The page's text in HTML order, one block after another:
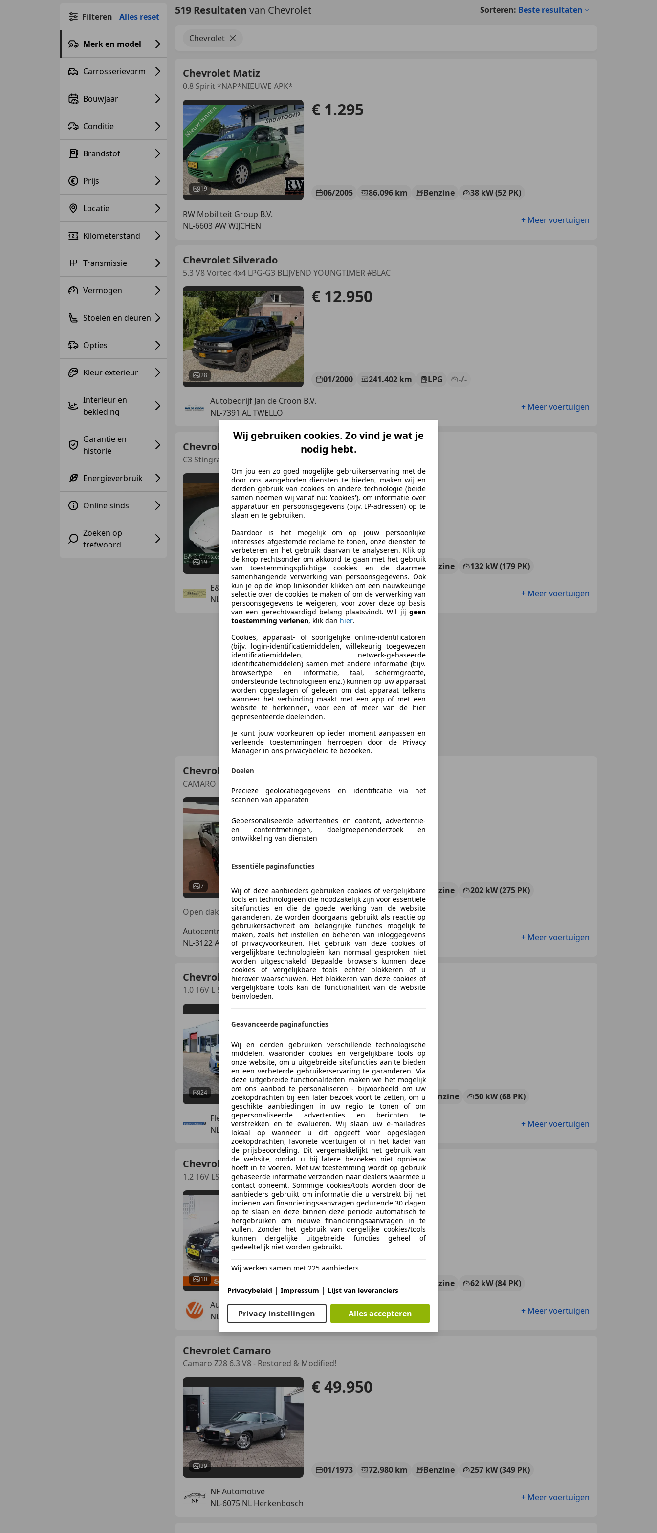
Filteren Alles reset
Merk en model
Carrosserievorm
Bouwjaar
Conditie
Brandstof
Prijs
Locatie
Kilometerstand
Transmissie
Vermogen
Stoelen en deuren
Opties
Kleur exterieur
Interieur en
bekleding
Garantie en
historie
Energieverbruik
Online sinds
Zoeken op
trefwoord
519 Resultaten van Chevrolet Sorteren: Beste resultaten
Chevrolet
Chevrolet Matiz
0.8 Spirit *NAP*NIEUWE APK*
19
€ 1.295
06/2005 86.096 km Benzine
38 kW (52 PK)
RW Mobiliteit Group B.V.
NL-6603 AW WIJCHEN
+ Meer voertuigen
Chevrolet Silverado
5.3 V8 Vortec 4x4 LPG-G3 BLIJVEND YOUNGTIMER #BLAC
28
€ 12.950
01/2000 241.402 km LPG
-/-
Autobedrijf Jan de Croon B.V.
NL-7391 AL TWELLO
+ Meer voertuigen
Chevrolet Corvette
C3 Stingray Cabriolet | 1977
19
€ 34.950
01/1977 53.410 km Benzine
132 kW (179 PK)
E&R Classics
NL-5145 NA WAALWIJK
+ Meer voertuigen
Chevrolet Camaro
CAMARO CABRIOLET REDLINE 2.0
7 06/2018 53.000 km Benzine
202 kW (275 PK)
Open dak
Autocentrum Charloisse Poort B.V.
NL-3122 AE SCHIEDAM
+ Meer voertuigen
Chevrolet Spark
1.0 16V L 5-drs *Leuke beginnersauto!*
24 08/2010 130.342 km Benzine
50 kW (68 PK)
Flevo Mobiel
NL-8251 GM DRONTEN
+ Meer voertuigen
Chevrolet Aveo
1.2 16V LS+ (APK:Nieuw) Incl.Garantie
10
€ 3.445
Benzine
62 kW (84 PK)
Autohandel Voorst
NL-8042 PG ZWOLLE
+ Meer voertuigen
Chevrolet Camaro
Camaro Z28 6.3 V8 - Restored & Modified!
39
€ 49.950
01/1973 72.980 km Benzine
257 kW (349 PK)
NF Automotive
NL-6075 NL Herkenbosch
+ Meer voertuigen
Wij gebruiken cookies. Zo vind je wat je
nodig hebt.
Om jou een zo goed mogelijke gebruikerservaring met de
door ons aangeboden diensten te bieden, maken wij en
derden gebruik van cookies en andere technologie (beide
samen noemen wij vanaf nu: 'cookies'), om informatie over
apparatuur en persoonsgegevens (bijv. IP-adressen) op te
slaan en te gebruiken.
Daardoor is het mogelijk om op jouw persoonlijke
interesses afgestemde reclame te tonen, onze diensten te
verbeteren en het gebruik daarvan te analyseren. Klik op
de knop rechtsonder om akkoord te gaan met het gebruik
van toestemmingsplichtige cookies en de daarmee
samenhangende verwerking van persoonsgegevens. Ook
kun je op de knop linksonder klikken om een nauwkeurige
selectie over de cookies te maken of om de verwerking van
persoonsgegevens te weigeren, voor zover deze op basis
van een gerechtvaardigd belang plaatsvindt. Wil jij geen
toestemming verlenen, klik dan hier.
Cookies, apparaat- of soortgelijke online-identificatoren
(bijv. login-identificatiemiddelen, willekeurig toegewezen
identificatiemiddelen, netwerk-gebaseerde
identificatiemiddelen) samen met andere informatie (bijv.
browsertype en informatie, taal, schermgrootte,
ondersteunde technologieën enz.) kunnen op uw apparaat
worden opgeslagen of gelezen om dat apparaat telkens
wanneer het verbinding maakt met een app of met een
website te herkennen, voor een of meer van de hier
gepresenteerde doeleinden.
Je kunt jouw voorkeuren op ieder moment aanpassen en
verleende toestemmingen herroepen door de Privacy
Manager in ons privacybeleid te bezoeken.
Doelen
Precieze geolocatiegegevens en identificatie via het
scannen van apparaten
Gepersonaliseerde advertenties en content, advertentie-
en contentmetingen, doelgroepenonderzoek en
ontwikkeling van diensten
Essentiële paginafuncties
Wij of deze aanbieders gebruiken cookies of vergelijkbare
tools en technologieën die noodzakelijk zijn voor essentiële
sitefuncties en die de goede werking van de website
garanderen. Ze worden doorgaans gebruikt als reactie op
gebruikersactiviteit om belangrijke functies mogelijk te
maken, zoals het instellen en beheren van inloggegevens
of privacyvoorkeuren. Het gebruik van deze cookies of
vergelijkbare technologieën kan normaal gesproken niet
worden uitgeschakeld. Bepaalde browsers kunnen deze
cookies of vergelijkbare tools echter blokkeren of u
hierover waarschuwen. Het blokkeren van deze cookies of
vergelijkbare tools kan de functionaliteit van de website
beïnvloeden.
Geavanceerde paginafuncties
Wij en derden gebruiken verschillende technologische
middelen, waaronder cookies en vergelijkbare tools op
onze website, om u uitgebreide sitefuncties aan te bieden
en een verbeterde gebruikerservaring te garanderen. Via
deze uitgebreide functionaliteiten maken we het mogelijk
om ons aanbod te personaliseren - bijvoorbeeld om uw
zoekopdrachten bij een later bezoek voort te zetten, om u
geschikte aanbiedingen in uw regio te tonen of om
gepersonaliseerde advertenties en berichten te
verstrekken en te evalueren. Wij slaan uw e-mailadres
lokaal op wanneer u dit opgeeft voor opgeslagen
zoekopdrachten, favoriete voertuigen of in het kader van
de prijsbeoordeling. Dit vergemakkelijkt het gebruik van
de website, omdat u bij latere bezoeken niet opnieuw
hoeft in te voeren. Met uw toestemming wordt op gebruik
gebaseerde informatie verzonden naar dealers waarmee u
contact opneemt. Sommige cookies/tools worden door de
aanbieders gebruikt om informatie die u verstrekt bij het
indienen van financieringsaanvragen gedurende 30 dagen
op te slaan en deze binnen deze periode automatisch te
hergebruiken om nieuwe financieringsaanvragen in te
vullen. Zonder het gebruik van dergelijke cookies/tools
kunnen dergelijke uitgebreide functies geheel of
gedeeltelijk niet worden gebruikt.
Wij werken samen met 225 aanbieders.
Privacybeleid | Impressum | Lijst van leveranciers
Privacy instellingen Alles accepteren